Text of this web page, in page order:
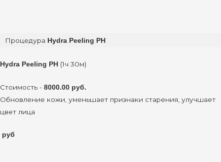
Процедура Hydra Peeling PH
Hydra Peeling PH (1ч 30м)
Стоимость - 8000.00 руб.
Обновление кожи, уменьшает признаки старения, улучшает
цвет лица
руб